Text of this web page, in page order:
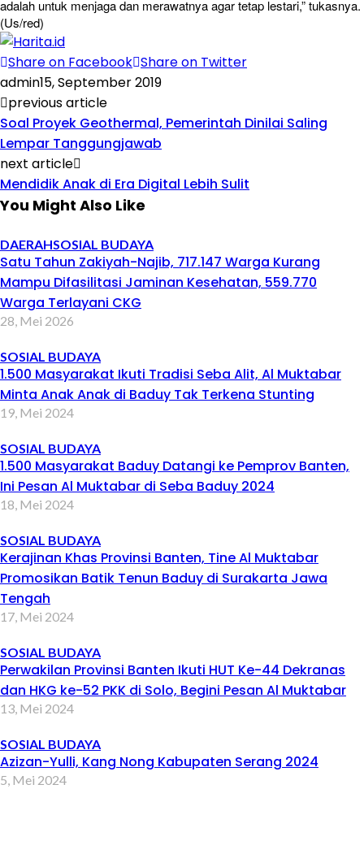
adalah untuk menjaga dan merawatnya agar tetap lestari,” tukasnya.
(Us/red)
Share on Facebook Share on Twitter
admin15, September 2019
previous article
Soal Proyek Geothermal, Pemerintah Dinilai Saling
Lempar Tanggungjawab
next article
Mendidik Anak di Era Digital Lebih Sulit
You Might Also Like
DAERAHSOSIAL BUDAYA
Satu Tahun Zakiyah-Najib, 717.147 Warga Kurang
Mampu Difasilitasi Jaminan Kesehatan, 559.770
Warga Terlayani CKG
28, Mei 2026
SOSIAL BUDAYA
1.500 Masyarakat Ikuti Tradisi Seba Alit, Al Muktabar
Minta Anak Anak di Baduy Tak Terkena Stunting
19, Mei 2024
SOSIAL BUDAYA
1.500 Masyarakat Baduy Datangi ke Pemprov Banten,
Ini Pesan Al Muktabar di Seba Baduy 2024
18, Mei 2024
SOSIAL BUDAYA
Kerajinan Khas Provinsi Banten, Tine Al Muktabar
Promosikan Batik Tenun Baduy di Surakarta Jawa
Tengah
17, Mei 2024
SOSIAL BUDAYA
Perwakilan Provinsi Banten Ikuti HUT Ke-44 Dekranas
dan HKG ke-52 PKK di Solo, Begini Pesan Al Muktabar
13, Mei 2024
SOSIAL BUDAYA
Azizan-Yulli, Kang Nong Kabupaten Serang 2024
5, Mei 2024